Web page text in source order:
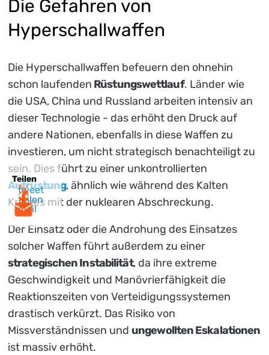
Teilen
tweet
teilen
mail
Die Gefahren von
Hyperschallwaffen
Die Hyperschallwaffen befeuern den ohnehin
schon laufenden Rüstungswettlauf. Länder wie
die USA, China und Russland arbeiten intensiv an
dieser Technologie - das erhöht den Druck auf
andere Nationen, ebenfalls in diese Waffen zu
investieren, um nicht strategisch benachteiligt zu
sein. Dies führt zu einer unkontrollierten
Aufrüstung, ähnlich wie während des Kalten
Krieges mit der nuklearen Abschreckung.
Der Einsatz oder die Androhung des Einsatzes
solcher Waffen führt außerdem zu einer
strategischen Instabilität, da ihre extreme
Geschwindigkeit und Manövrierfähigkeit die
Reaktionszeiten von Verteidigungssystemen
drastisch verkürzt. Das Risiko von
Missverständnissen und ungewollten Eskalationen
ist massiv erhöht.